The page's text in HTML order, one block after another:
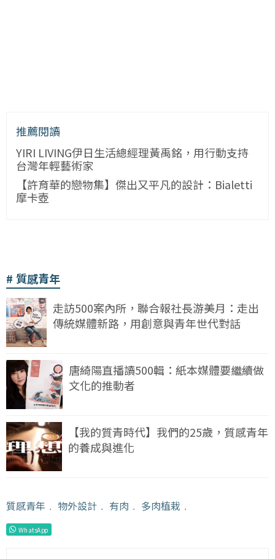
推薦閱讀
YIRI LIVING伊日生活總經理黃禹銘，用行動支持
台灣年輕藝術家
【許育華的戀物集】傑出又平凡的設計：Bialetti
摩卡壺
質感青年
走訪500案內所，聯合報社長游美月：走出
傳統媒體新路，用創意與青年世代對話
唐綺陽直播讀500輯：紙本媒體要繼續做
文化的推動者
【我的質青時代】我們的25歲，質感青年
的養成與進化
質感青年 ﹒ 物外設計 ﹒ 有肉 ﹒ 多肉植栽 ﹒
WhatsApp